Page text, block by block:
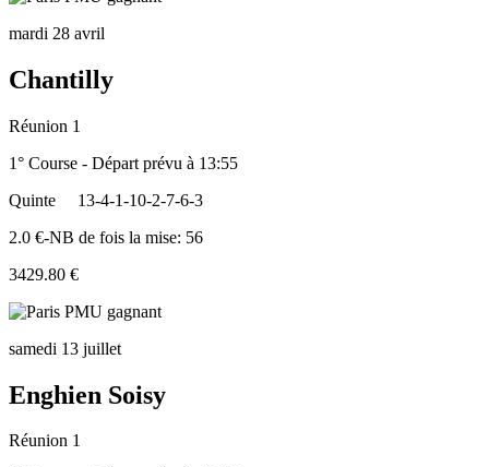
mardi 28 avril
Chantilly
Réunion 1
1° Course - Départ prévu à 13:55
Quinte
13-4-1-10-2-7-6-3
2.0 €-NB de fois la mise: 56
3429.80 €
samedi 13 juillet
Enghien Soisy
Réunion 1